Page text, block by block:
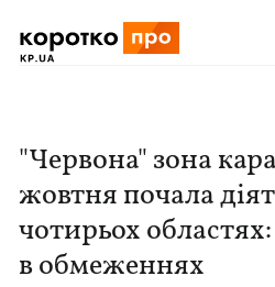
"Червона" зона
жовтня почала
чотирьох
в обмеженнях